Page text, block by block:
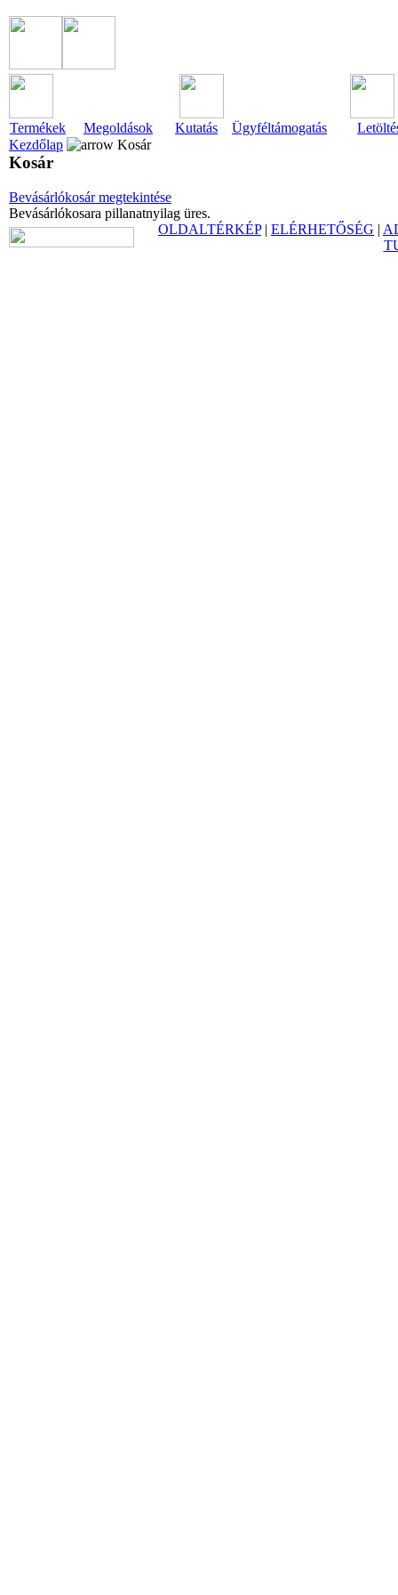
Termékek Megoldások Kutatás Ügyféltámogatás
Kezdőlap
Kosár
Kosár
Bevásárlókosár megtekintése
Bevásárlókosara pillanatnyilag üres.
OLDALTÉRKÉP| ELÉRHETŐSÉG |